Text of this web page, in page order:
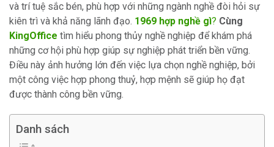
và trí tuệ sắc bén, phù hợp với những ngành nghề đòi hỏi sự
kiên trì và khả năng lãnh đạo. 1969 hợp nghề gì? Cùng
KingOffice tìm hiểu phong thủy nghề nghiệp để khám phá
những cơ hội phù hợp giúp sự nghiệp phát triển bền vững.
Điều này ảnh hưởng lớn đến việc lựa chọn nghề nghiệp, bởi
một công việc hợp phong thuỷ, hợp mệnh sẽ giúp họ đạt
được thành công bền vững.
Danh sách